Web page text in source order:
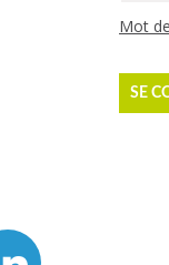
Mot
SE